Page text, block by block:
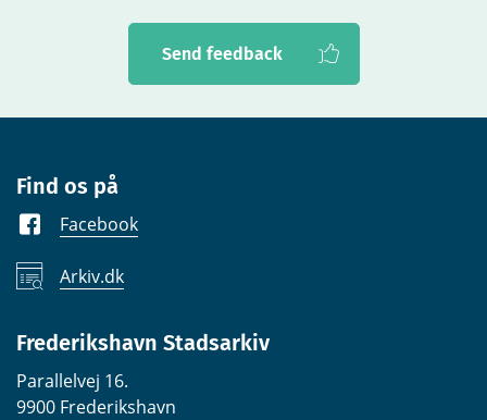
Send feedback
Find os på
Facebook
Arkiv.dk
Frederikshavn Stadsarkiv
Parallelvej 16.
9900 Frederikshavn